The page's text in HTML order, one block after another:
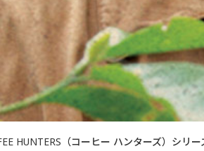
HUNTERS（コーヒー ハンターズ）シ